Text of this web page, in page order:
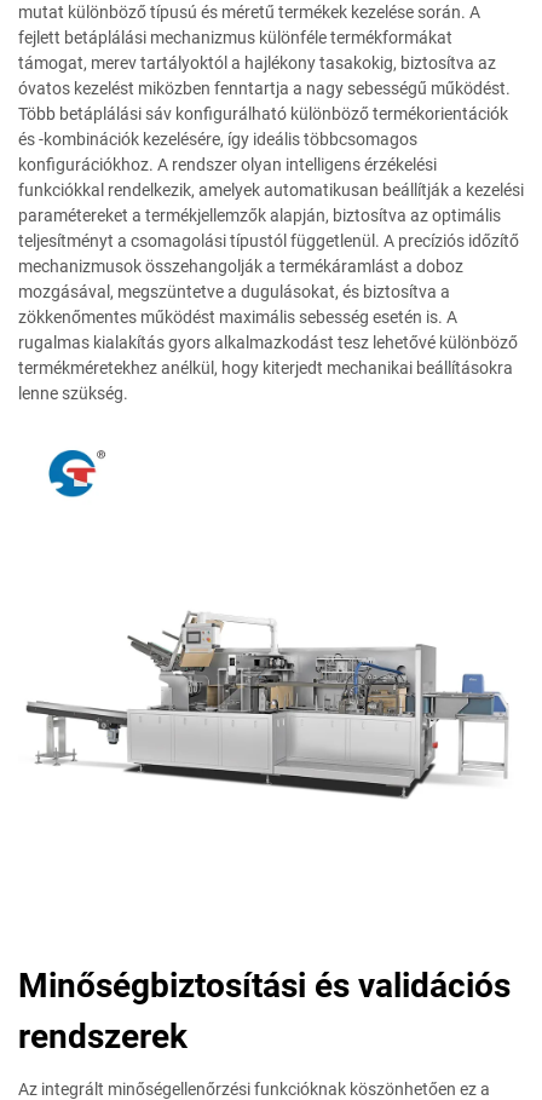
mutat különböző típusú és méretű termékek kezelése során. A
fejlett betáplálási mechanizmus különféle termékformákat
támogat, merev tartályoktól a hajlékony tasakokig, biztosítva az
óvatos kezelést miközben fenntartja a nagy sebességű működést.
Több betáplálási sáv konfigurálható különböző termékorientációk
és -kombinációk kezelésére, így ideális többcsomagos
konfigurációkhoz. A rendszer olyan intelligens érzékelési
funkciókkal rendelkezik, amelyek automatikusan beállítják a kezelési
paramétereket a termékjellemzők alapján, biztosítva az optimális
teljesítményt a csomagolási típustól függetlenül. A precíziós időzítő
mechanizmusok összehangolják a termékáramlást a doboz
mozgásával, megszüntetve a dugulásokat, és biztosítva a
zökkenőmentes működést maximális sebesség esetén is. A
rugalmas kialakítás gyors alkalmazkodást tesz lehetővé különböző
termékméretekhez anélkül, hogy kiterjedt mechanikai beállításokra
lenne szükség.
Minőségbiztosítási és validációs
rendszerek
Az integrált minőségellenőrzési funkcióknak köszönhetően ez a